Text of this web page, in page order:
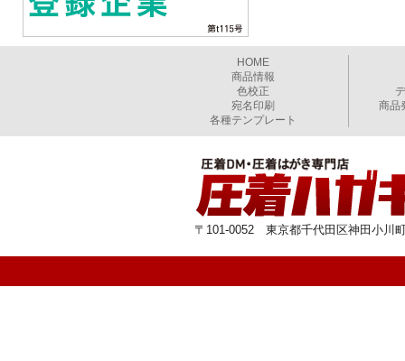
HOME
商品情報
色校正
宛名印刷
各種テンプレート
商品
〒101-0052 東京都千代田区神田小川